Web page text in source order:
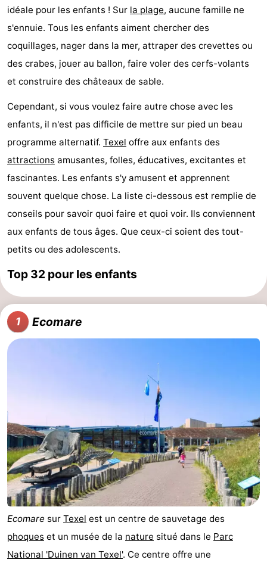
Koog
Oudeschild
-
Waal
Oosterend
Nature
beaux
points
de
vue
Passer
la
nuit
Appartements
-
Bosch
Zee
-
Vlijt
Hoeve
Holland
-
Land
en
Zeezicht
-
Strandhuys
-
Strandplevier
Campings
-
't
Eibernest
-
't
Hoogelandt
-
Beach
Park
-
Buytenveldt
-
idéale pour les enfants ! Sur la plage, aucune famille ne
s'ennuie. Tous les enfants aiment chercher des
coquillages, nager dans la mer, attraper des crevettes ou
des crabes, jouer au ballon, faire voler des cerfs-volants
et construire des châteaux de sable.
Cependant, si vous voulez faire autre chose avec les
enfants, il n'est pas difficile de mettre sur pied un beau
programme alternatif. Texel offre aux enfants des
attractions amusantes, folles, éducatives, excitantes et
fascinantes. Les enfants s'y amusent et apprennent
souvent quelque chose. La liste ci-dessous est remplie de
conseils pour savoir quoi faire et quoi voir. Ils conviennent
aux enfants de tous âges. Que ceux-ci soient des tout-
petits ou des adolescents.
Top 32 pour les enfants
1 Ecomare
Ecomare sur Texel est un centre de sauvetage des
phoques et un musée de la nature situé dans le Parc
National 'Duinen van Texel'. Ce centre offre une